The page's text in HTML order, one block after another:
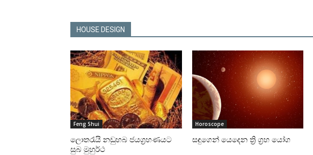
HOUSE DESIGN
Feng Shui
ලොතරැයි නඩුහබ ජයග්‍රහණයට
සුබ මුහුර්ථ
Horoscope
සඳුගෙන් යෙදෙන ත්‍රි ග්‍රහ යෝග